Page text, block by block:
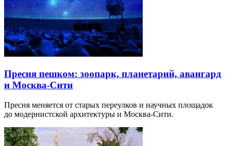
Пресня пешком: зоопарк, планетарий, авангард
и Москва-Сити
Пресня меняется от старых переулков и научных площадок
до модернистской архитектуры и Москва-Сити.